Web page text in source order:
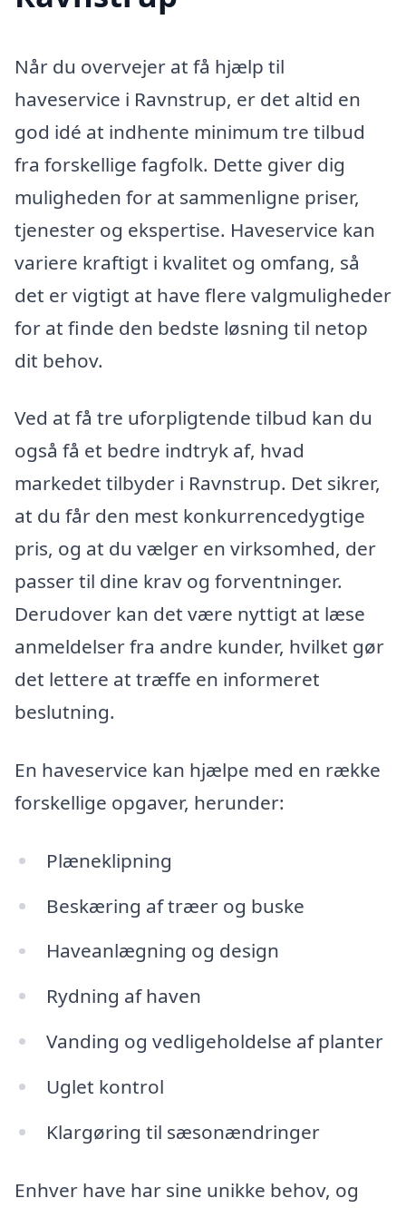
Når du overvejer at få hjælp til
haveservice i Ravnstrup, er det altid en
god idé at indhente minimum tre tilbud
fra forskellige fagfolk. Dette giver dig
muligheden for at sammenligne priser,
tjenester og ekspertise. Haveservice kan
variere kraftigt i kvalitet og omfang, så
det er vigtigt at have flere valgmuligheder
for at finde den bedste løsning til netop
dit behov.
Ved at få tre uforpligtende tilbud kan du
også få et bedre indtryk af, hvad
markedet tilbyder i Ravnstrup. Det sikrer,
at du får den mest konkurrencedygtige
pris, og at du vælger en virksomhed, der
passer til dine krav og forventninger.
Derudover kan det være nyttigt at læse
anmeldelser fra andre kunder, hvilket gør
det lettere at træffe en informeret
beslutning.
En haveservice kan hjælpe med en række
forskellige opgaver, herunder:
Plæneklipning
Beskæring af træer og buske
Haveanlægning og design
Rydning af haven
Vanding og vedligeholdelse af planter
Uglet kontrol
Klargøring til sæsonændringer
Enhver have har sine unikke behov, og